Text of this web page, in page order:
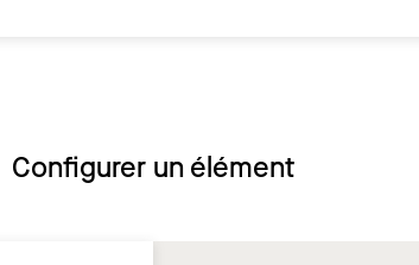
Configurer un élément